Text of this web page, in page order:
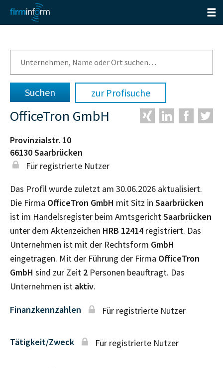
zur Profisuche
OfficeTron GmbH
Provinzialstr. 10
66130Saarbrücken
Für registrierte Nutzer
Das Profil wurde zuletzt am 30.06.2026 aktualisiert.
Die Firma OfficeTron GmbH mit Sitz in Saarbrücken
ist im Handelsregister beim AmtsgerichtSaarbrücken
unter dem Aktenzeichen HRB 12414 registriert. Das
Unternehmen ist mit der Rechtsform GmbH
eingetragen. Mit der Führung der Firma OfficeTron
GmbH sind zur Zeit 2 Personen beauftragt. Das
Unternehmen ist aktiv.
Finanzkennzahlen Für registrierte Nutzer
Tätigkeit/Zweck Für registrierte Nutzer